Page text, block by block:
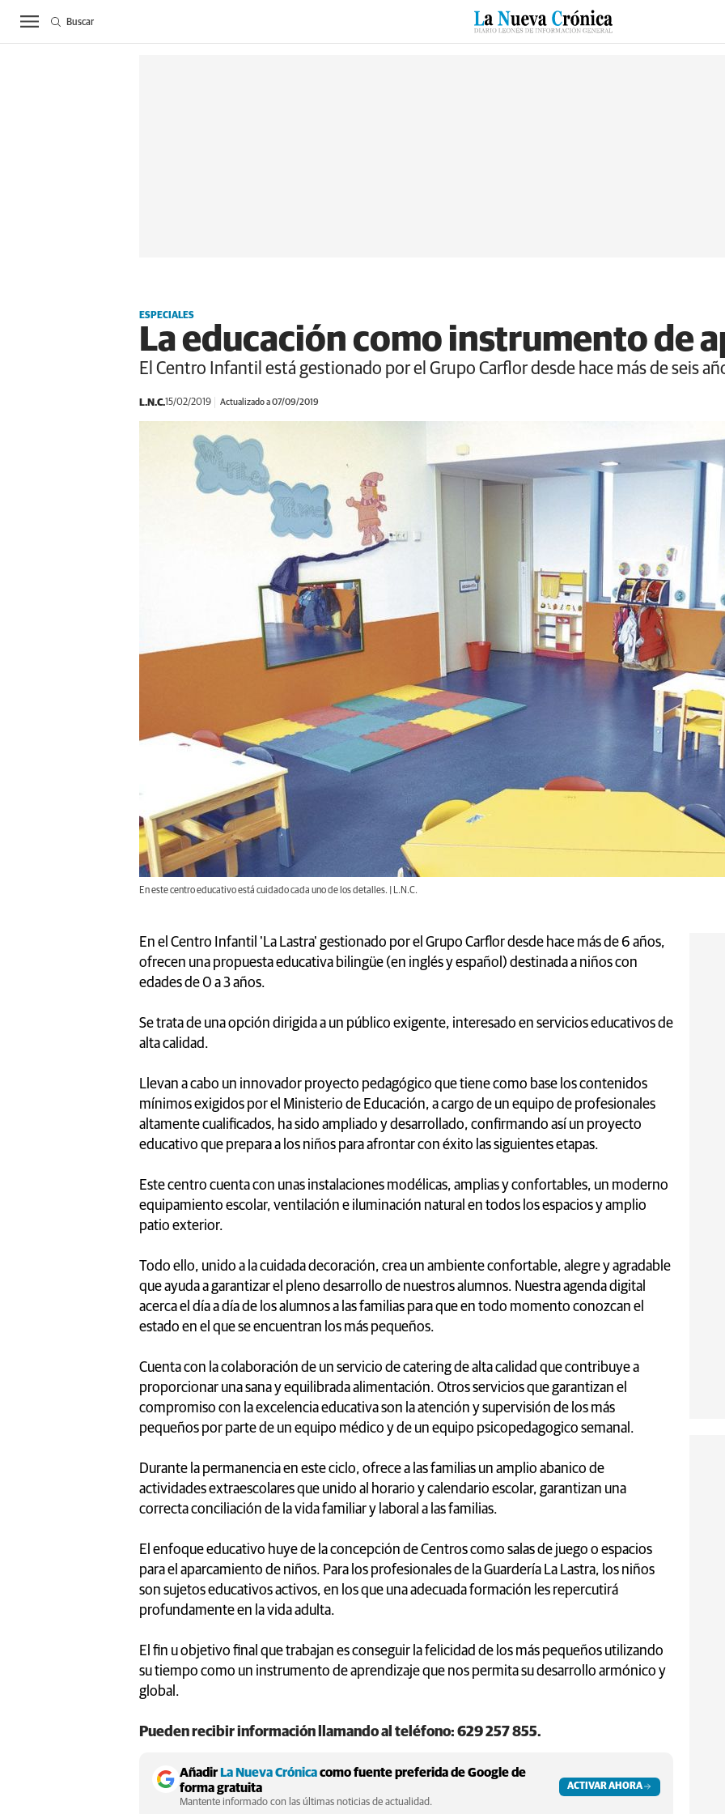
ACTUALIDAD BIERZO SUCESOS CULTURAS ESPECIALES DEPORTES
Buscar
ESPECIALES
La educación como instrumento de
El Centro Infantil está gestionado por el Grupo Carflor desde hace más de seis
L.N.C.15/02/2019 Actualizado a 07/09/2019
En este centro educativo está cuidado cada uno de los detalles. | L.N.C.
En el Centro Infantil 'La Lastra' gestionado por el Grupo Carflor desde hace más de 6 años,
ofrecen una propuesta educativa bilingüe (en inglés y español) destinada a niños con
edades de 0 a 3 años.
Se trata de una opción dirigida a un público exigente, interesado en servicios educativos de
alta calidad.
Llevan a cabo un innovador proyecto pedagógico que tiene como base los contenidos
mínimos exigidos por el Ministerio de Educación, a cargo de un equipo de profesionales
altamente cualificados, ha sido ampliado y desarrollado, confirmando así un proyecto
educativo que prepara a los niños para afrontar con éxito las siguientes etapas.
Este centro cuenta con unas instalaciones modélicas, amplias y confortables, un moderno
equipamiento escolar, ventilación e iluminación natural en todos los espacios y amplio
patio exterior.
Todo ello, unido a la cuidada decoración, crea un ambiente confortable, alegre y agradable
que ayuda a garantizar el pleno desarrollo de nuestros alumnos. Nuestra agenda digital
acerca el día a día de los alumnos a las familias para que en todo momento conozcan el
estado en el que se encuentran los más pequeños.
Cuenta con la colaboración de un servicio de catering de alta calidad que contribuye a
proporcionar una sana y equilibrada alimentación. Otros servicios que garantizan el
compromiso con la excelencia educativa son la atención y supervisión de los más
pequeños por parte de un equipo médico y de un equipo psicopedagogico semanal.
Durante la permanencia en este ciclo, ofrece a las familias un amplio abanico de
actividades extraescolares que unido al horario y calendario escolar, garantizan una
correcta conciliación de la vida familiar y laboral a las familias.
El enfoque educativo huye de la concepción de Centros como salas de juego o espacios
para el aparcamiento de niños. Para los profesionales de la Guardería La Lastra, los niños
son sujetos educativos activos, en los que una adecuada formación les repercutirá
profundamente en la vida adulta.
El fin u objetivo final que trabajan es conseguir la felicidad de los más pequeños utilizando
su tiempo como un instrumento de aprendizaje que nos permita su desarrollo armónico y
global.
Pueden recibir información llamando al teléfono: 629 257 855.
AñadirLa Nueva Crónicacomo fuente preferida de Google de
forma gratuita
Mantente informado con las últimas noticias de actualidad.
ACTIVAR AHORA